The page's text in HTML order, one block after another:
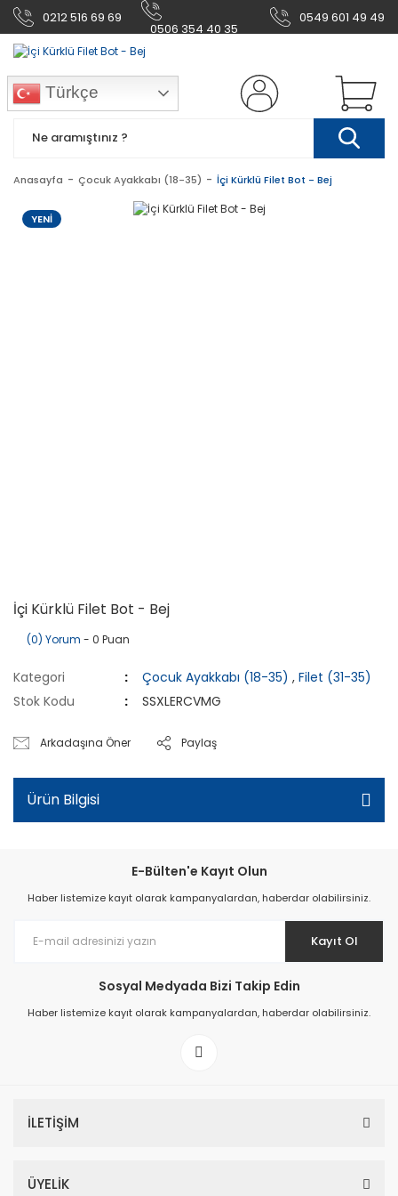
0212 516 69 69
0506 354 40 35
0549 601 49 49
Türkçe
Anasayfa Çocuk Ayakkabı (18-35) İçi Kürklü Filet Bot - Bej
YENİ
İçi Kürklü Filet Bot - Bej
(0) Yorum - 0 Puan
Kategori Çocuk Ayakkabı (18-35) ,Filet (31-35)
Stok Kodu
SSXLERCVMG
Arkadaşına Öner Paylaş
Ürün Bilgisi
E-Bülten'e Kayıt Olun
Haber listemize kayıt olarak kampanyalardan, haberdar olabilirsiniz.
Kayıt Ol
Sosyal Medyada Bizi Takip Edin
Haber listemize kayıt olarak kampanyalardan, haberdar olabilirsiniz.
İLETİŞİM
ÜYELİK